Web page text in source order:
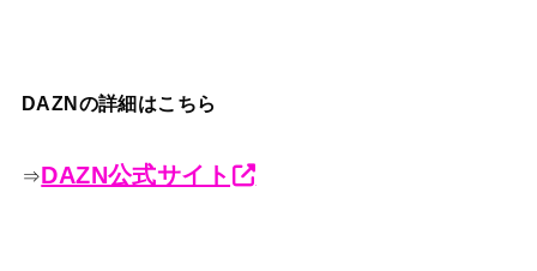
DAZNの詳細はこちら
⇒DAZN公式サイト